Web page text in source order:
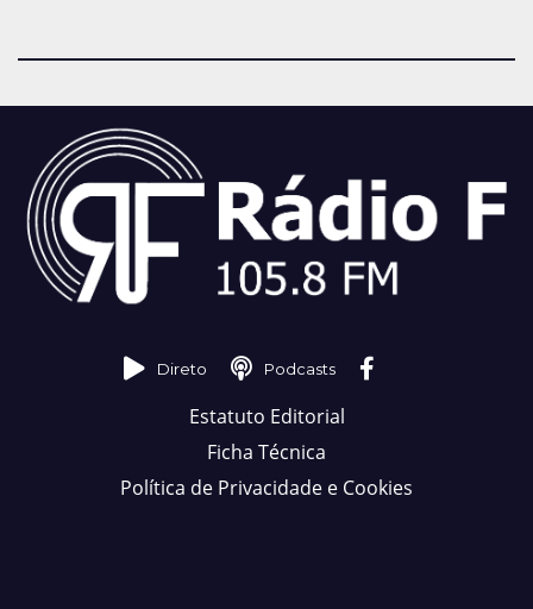
Direto Podcasts
Estatuto Editorial
Ficha Técnica
Política de Privacidade e Cookies